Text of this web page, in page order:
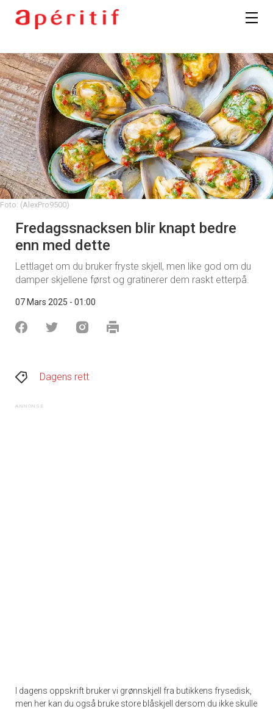
Foto: (AlexPro9500)
Fredagssnacksen blir knapt bedre
enn med dette
Lettlaget om du bruker fryste skjell, men like god om du
damper skjellene først og gratinerer dem raskt etterpå.
07 Mars 2025 - 01:00
Dagens rett
I dagens oppskrift bruker vi grønnskjell fra butikkens frysedisk,
men her kan du også bruke store blåskjell dersom du ikke skulle